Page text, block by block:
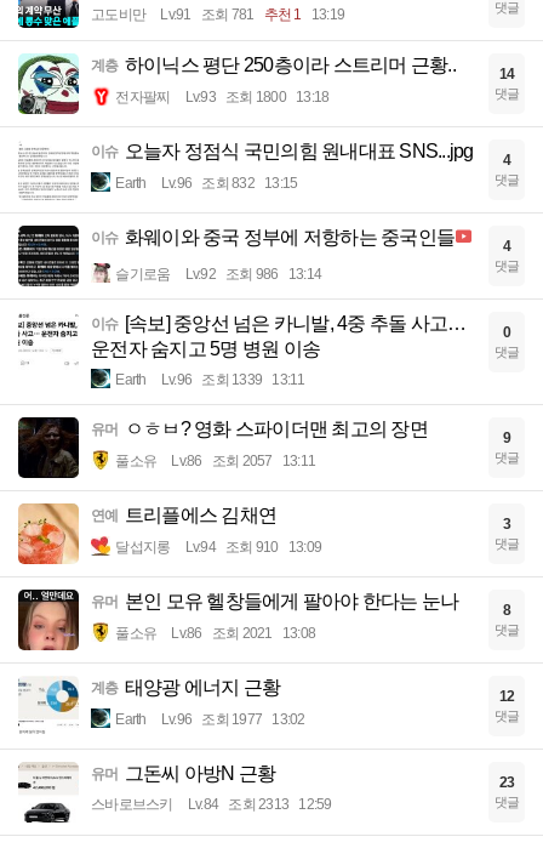
고도비만 Lv.91 조회 781 추천 1 13:19 댓글
계층 하이닉스 평단 250층이라 스트리머 근황..
전자팔찌 Lv.93 조회 1800 13:18
14
댓글
이슈 오늘자 정점식 국민의힘 원내대표 SNS...jpg
Earth Lv.96 조회 832 13:15
4
댓글
이슈 화웨이와 중국 정부에 저항하는 중국인들
슬기로움 Lv.92 조회 986 13:14
4
댓글
이슈 [속보] 중앙선 넘은 카니발, 4중 추돌 사고…
운전자 숨지고 5명 병원 이송
Earth Lv.96 조회 1339 13:11
0
댓글
유머 ㅇㅎㅂ? 영화 스파이더맨 최고의 장면
풀소유 Lv.86 조회 2057 13:11
9
댓글
연예 트리플에스 김채연
달섭지롱 Lv.94 조회 910 13:09
3
댓글
유머 본인 모유 헬창들에게 팔아야 한다는 눈나
풀소유 Lv.86 조회 2021 13:08
8
댓글
계층 태양광 에너지 근황
Earth Lv.96 조회 1977 13:02
12
댓글
유머 그돈씨 아방N 근황
스바로브스키 Lv.84 조회 2313 12:59
23
댓글